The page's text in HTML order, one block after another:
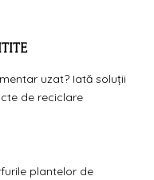
uzat? Iată soluții
de reciclare
plantelor de